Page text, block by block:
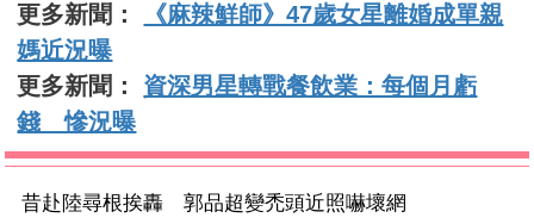
更多新聞：
《麻辣鮮師》47歲女星離婚成單親
媽近況曝
更多新聞： 資深男星轉戰餐飲業：每個月虧
錢 慘況曝
昔赴陸尋根挨轟 郭品超變禿頭近照嚇壞網